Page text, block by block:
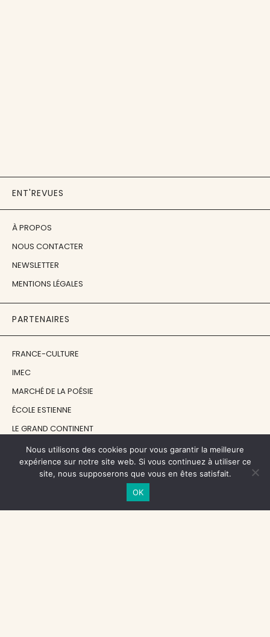
ENT'REVUES
À PROPOS
NOUS CONTACTER
NEWSLETTER
MENTIONS LÉGALES
PARTENAIRES
FRANCE-CULTURE
IMEC
MARCHÉ DE LA POÉSIE
ÉCOLE ESTIENNE
LE GRAND CONTINENT
DIACRITIK
EN ATTENDANT NADEAU
Nous utilisons des cookies pour vous garantir la meilleure
expérience sur notre site web. Si vous continuez à utiliser ce
site, nous supposerons que vous en êtes satisfait.
OK